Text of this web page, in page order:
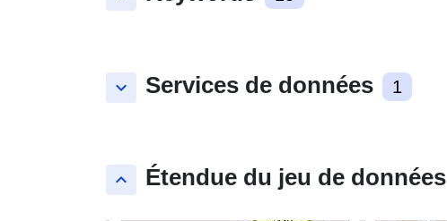
keyboard_arrow_down Services de données 1
keyboard_arrow_up Étendue du jeu de données